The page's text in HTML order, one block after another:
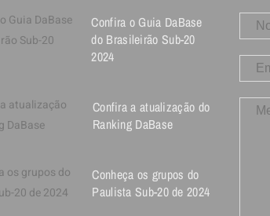
Confira o Guia DaBase
do Brasileirão Sub-20
2024
Confira a atualização do
Ranking DaBase
Conheça os grupos do
Paulista Sub-20 de 2024